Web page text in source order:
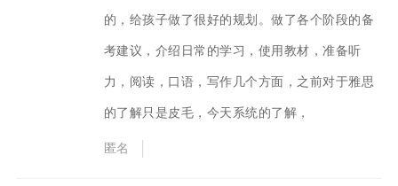
的，给孩子做了很好的规划。做了各个阶段的备
考建议，介绍日常的学习，使用教材，准备听
力，阅读，口语，写作几个方面，之前对于雅思
的了解只是皮毛，今天系统的了解，
匿名